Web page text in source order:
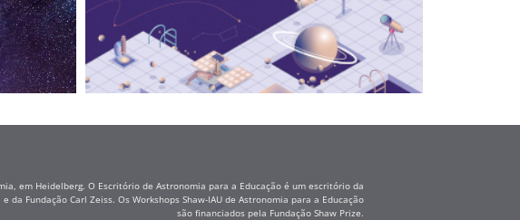
em Heidelberg. O Escritório de Astronomia para a Educação é um escritório da
Fundação Carl Zeiss. Os Workshops Shaw-IAU de Astronomia para a Educação
são financiados pela Fundação Shaw Prize.